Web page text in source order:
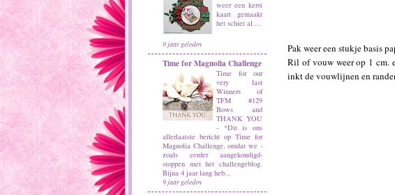
weer een kerst
kaart gemaakt
het schiet al ...
9 jaar geleden
Time for Magnolia Challenge
Time for our
very last
Winners of
TFM #129
Bows and
THANK YOU
- *Dit is ons
allerlaatste bericht op Time for
Magnolia Challenge, omdat we -
zoals eerder aangekondigd-
stoppen met het challengeblog.
Bijna 4 jaar lang heb...
9 jaar geleden
Pak weer een stukje basis
Ril of vouw weer op 1 cm.
inkt de vouwlijnen en